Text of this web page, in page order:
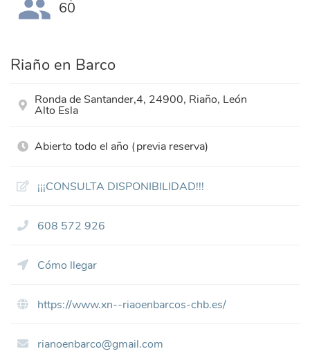
60
Riaño en Barco
Ronda de Santander,4, 24900, Riaño, León
Alto Esla
Abierto todo el año (previa reserva)
¡¡¡CONSULTA DISPONIBILIDAD!!!
608 572 926
Cómo llegar
https://www.xn--riaoenbarcos-chb.es/
rianoenbarco@gmail.com